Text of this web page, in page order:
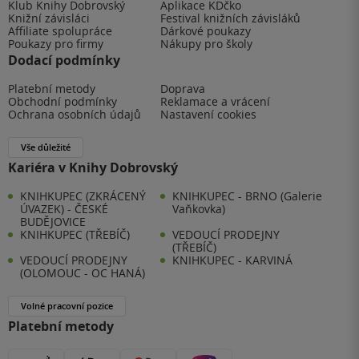
Klub Knihy Dobrovský
Aplikace KDčko
Knižní závisláci
Festival knižních závisláků
Affiliate spolupráce
Dárkové poukazy
Poukazy pro firmy
Nákupy pro školy
Dodací podmínky
Platební metody
Doprava
Obchodní podmínky
Reklamace a vrácení
Ochrana osobních údajů
Nastavení cookies
Vše důležité
Kariéra v Knihy Dobrovský
KNIHKUPEC (ZKRÁCENÝ
ÚVAZEK) - ČESKÉ
BUDĚJOVICE
KNIHKUPEC - BRNO (Galerie
Vaňkovka)
KNIHKUPEC (TŘEBÍČ)
VEDOUCÍ PRODEJNY
(TŘEBÍČ)
VEDOUCÍ PRODEJNY
(OLOMOUC - OC HANÁ)
KNIHKUPEC - KARVINÁ
Volné pracovní pozice
Platební metody